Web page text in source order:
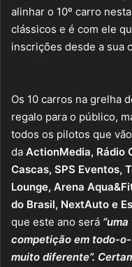
alinhar o 10º carro
clássicos e é com ele
inscrições desde a sua
Os 10 carros na grelha
regalo para o público,
todos os pilotos que
da ActionMedia, Rádio
Cascas, SPS Eventos,
Lounge, Arena
do Brasil, NextAuto e
que este ano será
competição em todo-
muito diferente”.